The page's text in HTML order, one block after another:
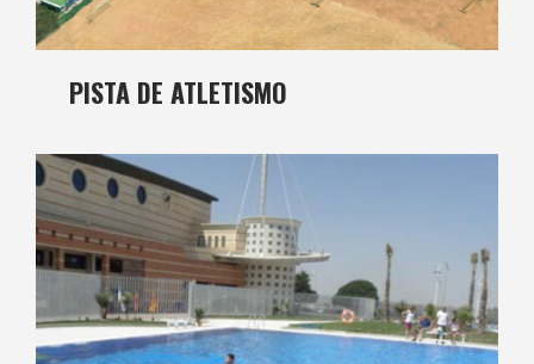
PISTA DE ATLETISMO